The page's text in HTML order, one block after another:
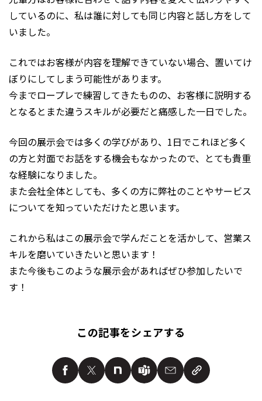
しているのに、私は誰に対しても同じ内容と話し方をして
いました。
これではお客様が内容を理解できていない場合、置いてけ
ぼりにしてしまう可能性があります。
今までロープレで練習してきたものの、お客様に説明する
となるとまた違うスキルが必要だと痛感した一日でした。
今回の展示会では多くの学びがあり、1日でこれほど多く
の方と対面でお話をする機会もなかったので、とても貴重
な経験になりました。
また会社全体としても、多くの方に弊社のことやサービス
についてを知っていただけたと思います。
これから私はこの展示会で学んだことを活かして、営業ス
キルを磨いていきたいと思います！
また今後もこのような展示会があればぜひ参加したいで
す！
この記事をシェアする